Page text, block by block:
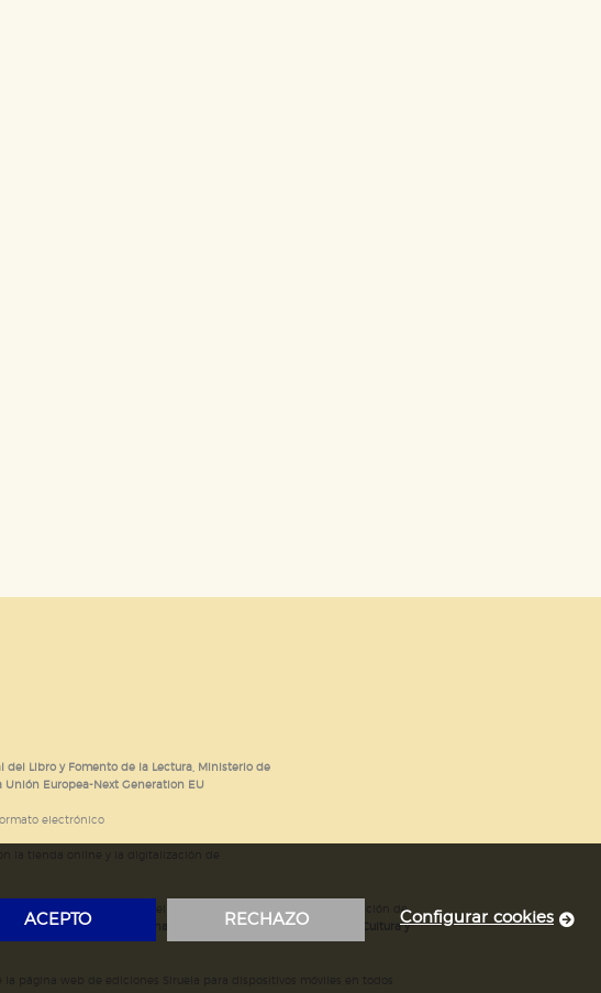
Libro y Fomento de la Lectura, Ministerio de
Europea-Next Generation EU
electrónico
del estándar ISNI; mejora del posicionamiento en Google; ampliación de
HTML.Actividad subvencionada por el Ministerio de Educación, Cultura y
ACEPTO RECHAZO Configurar cookies